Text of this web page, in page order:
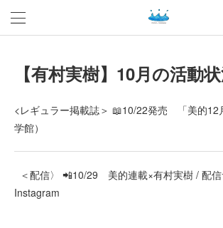
【有村実樹】10月の活動
<レギュラー掲載誌＞ 📖10/22発売 「美的12
学館）
＜配信〉 📲10/29 美的連載×有村実樹 / 配
Instagram